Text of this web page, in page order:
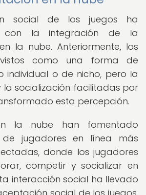
social de los juegos ha
con la integración de la
la nube. Anteriormente, los
como una forma de
individual o de nicho, pero la
la socialización facilitadas por
esta percepción.
la nube han fomentado
de jugadores en línea más
donde los jugadores
competir y socializar en
interacción social ha llevado